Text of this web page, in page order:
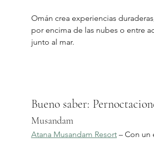
Omán crea experiencias
por encima de las nubes o entre
junto al mar.
Bueno saber:
Musandam
Atana Musandam Resort – Con un